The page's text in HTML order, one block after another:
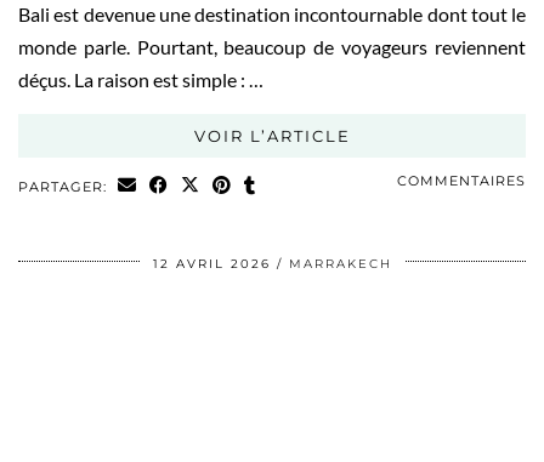
Bali est devenue une destination incontournable dont tout le
monde parle. Pourtant, beaucoup de voyageurs reviennent
déçus. La raison est simple : …
VOIR L’ARTICLE
PARTAGER: COMMENTAIRES
12 AVRIL 2026 MARRAKECH